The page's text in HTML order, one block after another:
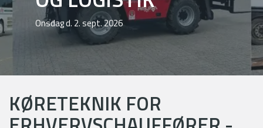
Onsdag d. 2. sept. 2026
KØRETEKNIK FOR